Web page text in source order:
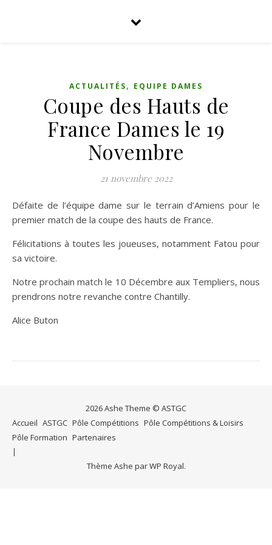
ACTUALITÉS, EQUIPE DAMES
Coupe des Hauts de
France Dames le 19
Novembre
21 novembre 2022
Défaite de l’équipe dame sur le terrain d’Amiens pour le
premier match de la coupe des hauts de France.
Félicitations à toutes les joueuses, notamment Fatou pour
sa victoire.
Notre prochain match le 10 Décembre aux Templiers, nous
prendrons notre revanche contre Chantilly.
Alice Buton
2026 Ashe Theme © ASTGC
Accueil ASTGC Pôle Compétitions Pôle Compétitions & Loisirs
Pôle Formation Partenaires
Thème Ashe parWP Royal.